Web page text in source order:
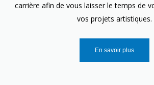
carrière afin de vous laisser le temps de
vos projets artistiques.
En savoir plus